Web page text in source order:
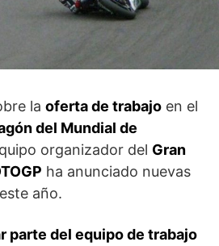
la oferta de trabajo en el
del Mundial de
organizador del Gran
ha anunciado nuevas
año.
parte del equipo de trabajo